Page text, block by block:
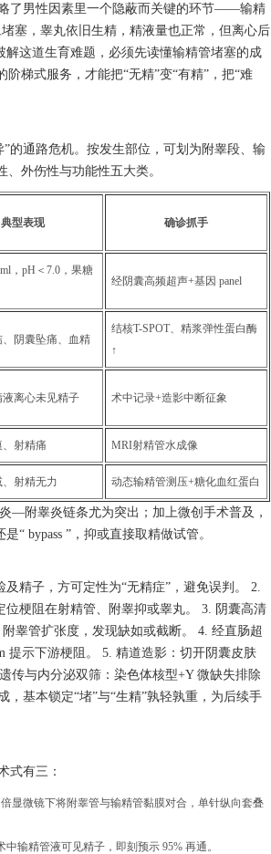
了男性因素里一个隐蔽而关键的环节——输精
塞，睾丸依旧生精，精液量也正常，但离心后
这道生育难题，必须先读懂输精管堵塞的成
梯式服务，才能把“无精”变“有精”，把“难
的通路危机。按发生部位，可划为附睾段、输
外伤性与功能性五大类。
典型表现 确诊抓手
，pH＜7.0，果糖
经阴囊高频超声+基因 panel
阴囊坠痛、血精
结核T-SPOT、精浆弹性蛋白酶
↑
离心未见精子 术中记录+造影中断征象
射精痛 MRI射精管水成像
射精无力 动态输精管测压+糖化血红蛋白
—附睾炎链条尤为突出；加上微创手术普及，
“ bypass ”，抑或直接取精做试管。
精子，方可定性为“无精症”，避免误判。 2.
梗阻在射精管、附睾抑或睾丸。 3. 阴囊高清
睾管扩张度，发现缺如或截断。 4. 经直肠超
提示下游梗阻。 5. 精道造影：切开阴囊皮肤
传与内分泌双筛：染色体核型+Y 微缺失排除
基本锁定“堵”与“生精”孰轻孰重，为后续手
式有三：
显微镜下将附睾管与输精管黏膜对合，单针纵向套叠
输精管液可见精子，即刻预示 95% 再通。